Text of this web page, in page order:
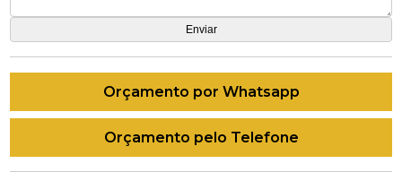
Orçamento por Whatsapp
Orçamento pelo Telefone